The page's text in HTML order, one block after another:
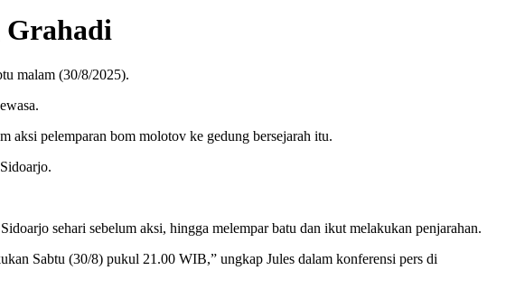
Grahadi
malam (30/8/2025).
aksi pelemparan bom molotov ke gedung bersejarah itu.
sehari sebelum aksi, hingga melempar batu dan ikut melakukan penjarahan.
Sabtu (30/8) pukul 21.00 WIB,” ungkap Jules dalam konferensi pers di